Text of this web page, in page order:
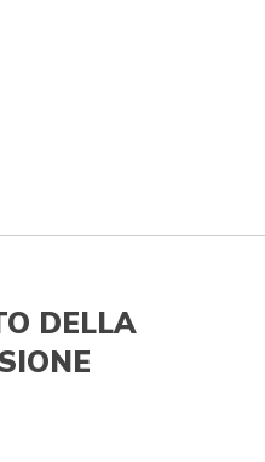
DELLA